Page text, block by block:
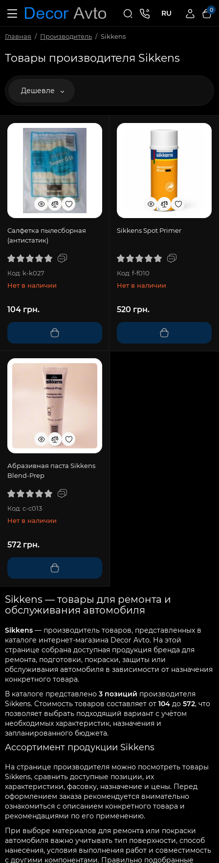
RU 0
Главная Производитель Sikkens
Товары производителя Sikkens
Дешевле
Салфетка пылесборная
(антистатик)
Код: k-k027
Нет в наличии
104 грн.
Sikkens Spot Primer
Код: f-f010
Нет в наличии
520 грн.
Абразивная паста Sikkens
Blend-Prep
Код: c-c013
Нет в наличии
572 грн.
Sikkens — товары для ремонта и
обслуживания автомобиля
Sikkens — производитель товаров, представленных в
каталоге интернет-магазина Decor Avto. На этой
странице собрана доступная продукция бренда для
ремонта, подготовки, покраски, защиты или
обслуживания автомобиля в зависимости от назначения
конкретного товара.
В каталоге представлено 3 позиций производителя
Sikkens. Стоимость товаров составляет от 104 до 572, что
позволяет выбрать подходящий вариант с учётом
необходимых характеристик, назначения и
запланированного бюджета.
Ассортимент продукции Sikkens
На странице производителя можно посмотреть товары
Sikkens, сравнить доступные позиции, их
характеристики, фасовку, назначение и цены. Перед
оформлением заказа рекомендуется внимательно
ознакомиться с описанием конкретного товара и
рекомендациями по его применению.
При выборе материалов для ремонта или покраски
автомобиля важно учитывать тип поверхности, способ
нанесения, условия выполнения работ и совместимость
с другими компонентами. Правильно подобранные